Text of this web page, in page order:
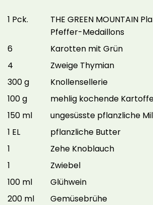
1 Pck.
THE GREEN MOUNTAIN
Pfeffer-Medaillons
6
Karotten mit Grün
4
Zweige Thymian
300 g
Knollensellerie
100 g
mehlig kochende
150 ml
ungesüsste pflanzliche
1 EL
pflanzliche Butter
1
Zehe Knoblauch
1
Zwiebel
100 ml
Glühwein
200 ml
Gemüsebrühe